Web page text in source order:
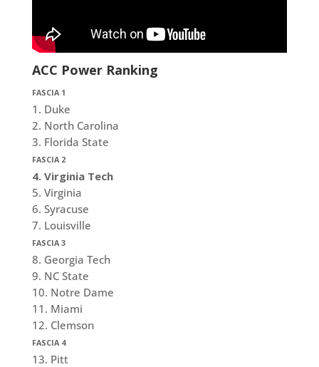
ACC Power Ranking
FASCIA 1
1. Duke
2. North Carolina
3. Florida State
FASCIA 2
4. Virginia Tech
5. Virginia
6. Syracuse
7. Louisville
FASCIA 3
8. Georgia Tech
9. NC State
10. Notre Dame
11. Miami
12. Clemson
FASCIA 4
13. Pitt